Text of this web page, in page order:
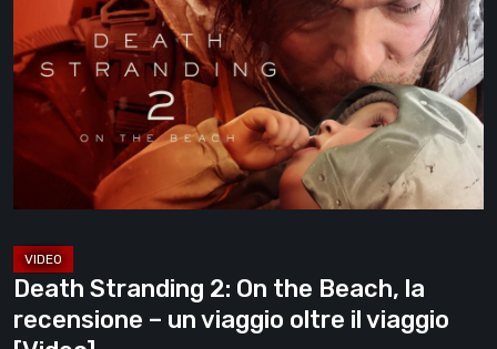
On
the
Beach,
recensione
–
viaggio
oltre
il
Death Stranding 2: On the Beach, la
recensione – un viaggio oltre il viaggio